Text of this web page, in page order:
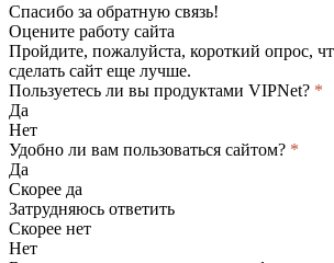
Спасибо за обратную связь!
Оцените работу сайта
Пройдите, пожалуйста, короткий опрос,
сделать сайт еще лучше.
Пользуетесь ли вы продуктами VIPNet? *
Да
Нет
Удобно ли вам пользоваться сайтом? *
Да
Скорее да
Затрудняюсь ответить
Скорее нет
Нет